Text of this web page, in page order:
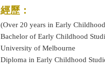
經歷：
(Over 20 years in Early
Bachelor of Early Childhood
University of Melbourne
Diploma in Early Childhood